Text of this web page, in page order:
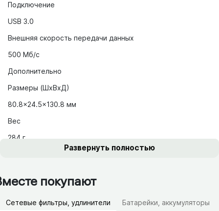
Подключение
USB 3.0
Внешняя скорость передачи данных
500 Мб/с
Дополнительно
Размеры (ШхВхД)
80.8x24.5x130.8 мм
Вес
284 г
Развернуть полностью
покупают
Сетевые фильтры, удлинители Батарейки, аккумуляторы